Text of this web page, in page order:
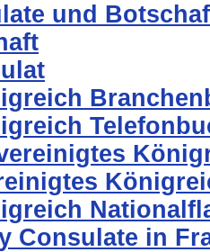
und
Consulate in